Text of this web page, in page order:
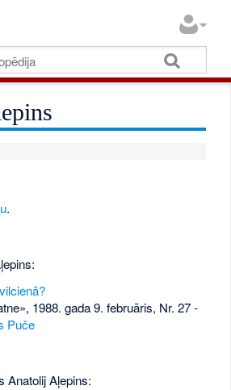
.
1988. gada 9. februāris, Nr. 27-
Puče
Anatolij Aļepins: